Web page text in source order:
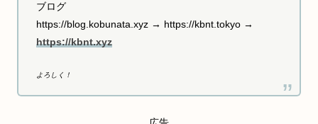
ブログ
https://blog.kobunata.xyz → https://kbnt.tokyo →
https://kbnt.xyz
よろしく！